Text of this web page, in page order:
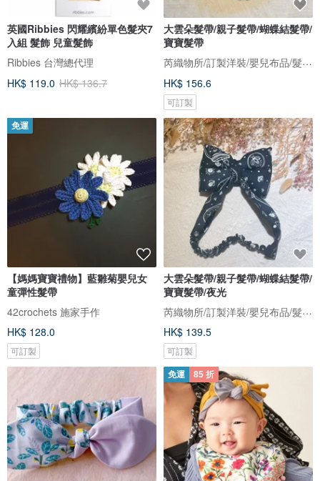
英國Ribbies 閃耀繽紛單色髮夾7
入組 髮飾 兒童髮飾
Ribbies 台灣總代理
HK$ 119.0 HK$ 136.7
大雲朵髮帶/親子髮帶/蝴蝶結髮帶/
寶寶髮帶
芮織物所/訂製洋裝/嬰兒布品/髮帶/帽飾/彌月禮盒/
HK$ 156.6
可訂製
免運
【媽媽寶寶禮物】藍雛菊嬰兒女
童彈性髮帶
42crochets 施家手作
HK$ 128.0
可訂製
大雲朵髮帶/親子髮帶/蝴蝶結髮帶/
寶寶髮帶/夜光
芮織物所/訂製洋裝/嬰兒布品/髮帶/帽飾/彌月禮盒/
HK$ 139.5
可訂製
免運 85 折